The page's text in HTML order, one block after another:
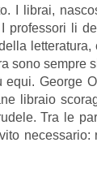
I librai,
li
sono sempre
George
libraio
Tra le